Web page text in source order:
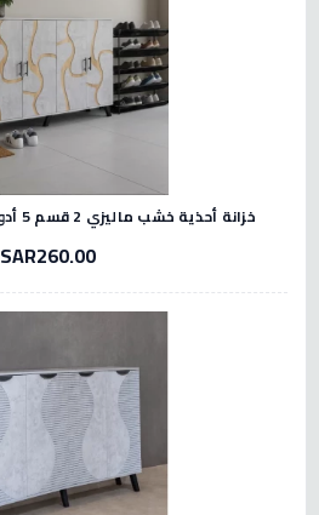
خزانة أحذية خشب ماليزي 2 قسم 5 أدوار - رمادي فاتح وخشبي
SAR260.00